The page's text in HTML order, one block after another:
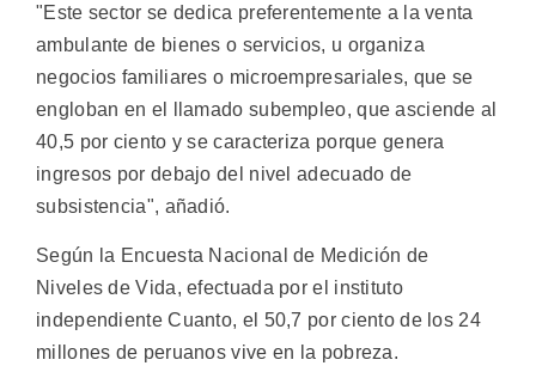
"Este sector se dedica preferentemente a la venta
ambulante de bienes o servicios, u organiza
negocios familiares o microempresariales, que se
engloban en el llamado subempleo, que asciende al
40,5 por ciento y se caracteriza porque genera
ingresos por debajo del nivel adecuado de
subsistencia", añadió.
Según la Encuesta Nacional de Medición de
Niveles de Vida, efectuada por el instituto
independiente Cuanto, el 50,7 por ciento de los 24
millones de peruanos vive en la pobreza.